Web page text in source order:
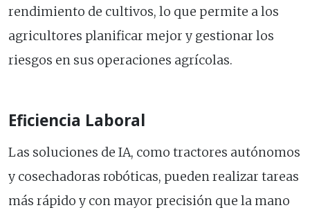
rendimiento de cultivos, lo que permite a los
agricultores planificar mejor y gestionar los
riesgos en sus operaciones agrícolas.
Eficiencia Laboral
Las soluciones de IA, como tractores autónomos
y cosechadoras robóticas, pueden realizar tareas
más rápido y con mayor precisión que la mano